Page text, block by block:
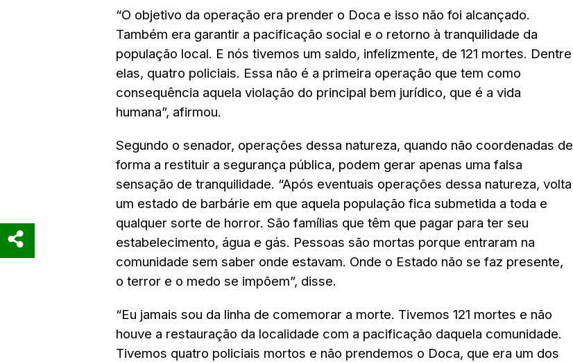
“O objetivo da operação era prender o Doca e isso não foi alcançado.
Também era garantir a pacificação social e o retorno à tranquilidade da
população local. E nós tivemos um saldo, infelizmente, de 121 mortes. Dentre
elas, quatro policiais. Essa não é a primeira operação que tem como
consequência aquela violação do principal bem jurídico, que é a vida
humana”, afirmou.
Segundo o senador, operações dessa natureza, quando não coordenadas de
forma a restituir a segurança pública, podem gerar apenas uma falsa
sensação de tranquilidade. “Após eventuais operações dessa natureza, volta
um estado de barbárie em que aquela população fica submetida a toda e
qualquer sorte de horror. São famílias que têm que pagar para ter seu
estabelecimento, água e gás. Pessoas são mortas porque entraram na
comunidade sem saber onde estavam. Onde o Estado não se faz presente,
o terror e o medo se impõem”, disse.
“Eu jamais sou da linha de comemorar a morte. Tivemos 121 mortes e não
houve a restauração da localidade com a pacificação daquela comunidade.
Tivemos quatro policiais mortos e não prendemos o Doca, que era um dos